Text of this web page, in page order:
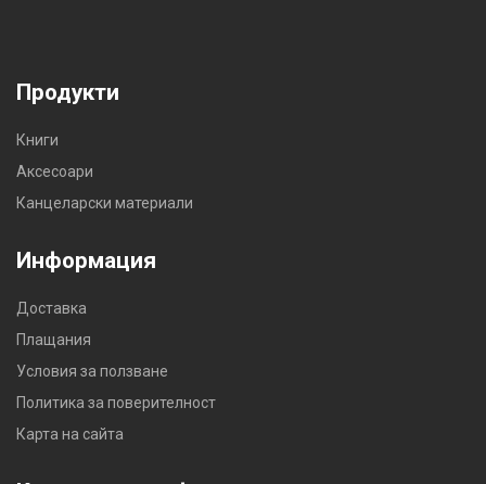
Продукти
Книги
Аксесоари
Канцеларски материали
Информация
Доставка
Плащания
Условия за ползване
Политика за поверителност
Карта на сайта